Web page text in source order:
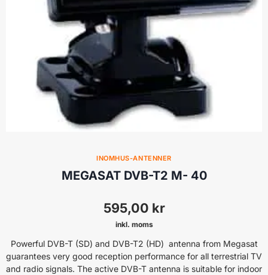
INOMHUS-ANTENNER
MEGASAT DVB-T2 M- 40
595,00 kr
inkl. moms
Powerful DVB-T (SD) and DVB-T2 (HD) antenna from Megasat
guarantees very good reception performance for all terrestrial TV
and radio signals. The active DVB-T antenna is suitable for indoor